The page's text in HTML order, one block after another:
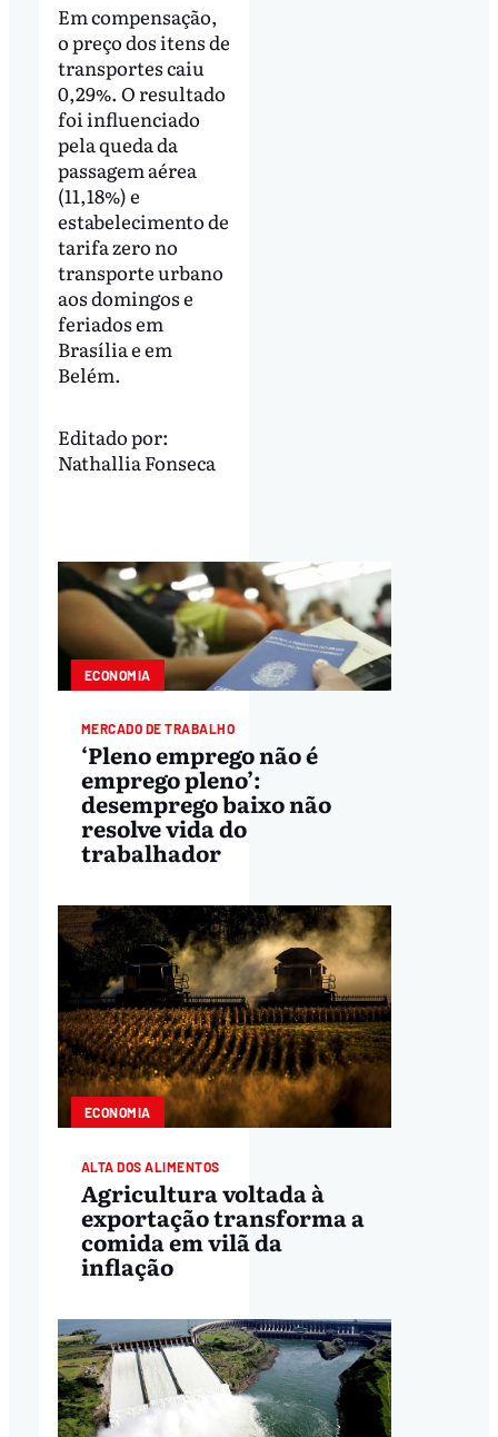
Em compensação,
o preço dos itens de
transportes caiu
0,29%. O resultado
foi influenciado
pela queda da
passagem aérea
(11,18%) e
estabelecimento de
tarifa zero no
transporte urbano
aos domingos e
feriados em
Brasília e em
Belém.
Editado por:
Nathallia Fonseca
ECONOMIA
MERCADO DE TRABALHO
‘Pleno emprego não é
emprego pleno’:
desemprego baixo não
resolve vida do
trabalhador
ECONOMIA
ALTA DOS ALIMENTOS
Agricultura voltada à
exportação transforma a
comida em vilã da
inflação